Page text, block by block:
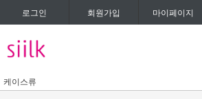
로그인 회원가입 마이페이지
케이스류